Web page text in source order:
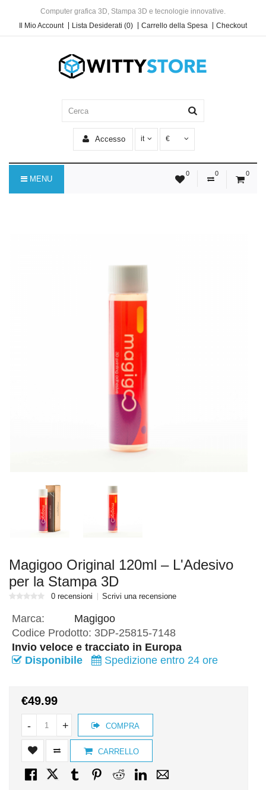
Computer grafica 3D, Stampa 3D e tecnologie innovative.
Il Mio Account
Lista Desiderati (0) Carrello della Spesa Checkout
Accesso it €
0 0 0
MENU
Magigoo Original 120ml – L'Adesivo
per la Stampa 3D
0 recensioni Scrivi una recensione
Marca:
Magigoo
Codice Prodotto: 3DP-25815-7148
Invio veloce e tracciato in Europa
Disponibile
Spedizione entro 24 ore
€49.99
- + COMPRA
CARRELLO